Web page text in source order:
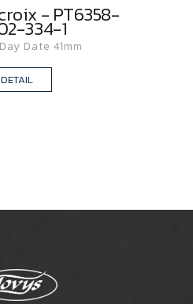
- PT6358-
334-1
Date 41mm
DETAIL